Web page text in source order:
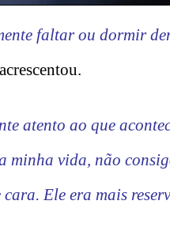
faltar ou dormir
atento ao que
minha vida, não
Ele era mais